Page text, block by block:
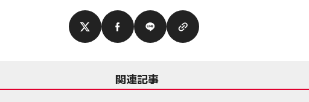
関連記事